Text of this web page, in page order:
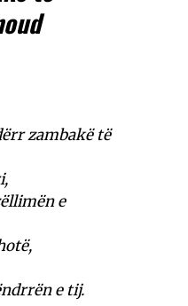
zambakë të
e
e tij.